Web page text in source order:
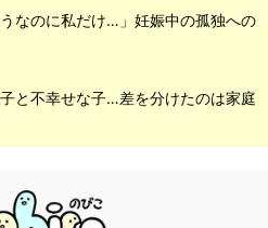
うなのに私だけ…」妊娠中の孤独への
と不幸せな子…差を分けたのは家庭